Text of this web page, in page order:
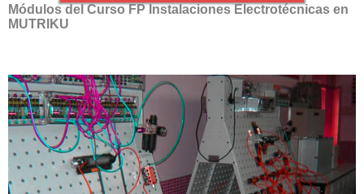
Módulos del Curso FP Instalaciones Electrotécnicas en
MUTRIKU